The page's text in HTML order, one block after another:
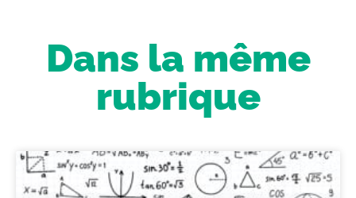
Dans la même
rubrique